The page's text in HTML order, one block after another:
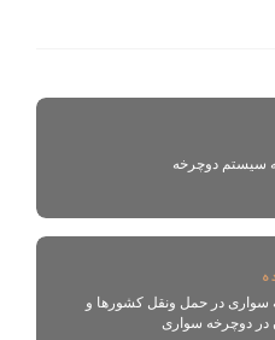
سیستم دوچرخه
در حمل ونقل کشورها و
در دوچرخه سواری